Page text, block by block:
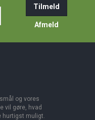
Tilmeld
Afmeld
og vores
vil gøre, hvad
muligt.